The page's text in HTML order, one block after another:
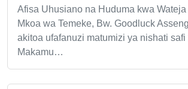
Afisa Uhusiano na Huduma kwa
Mkoa wa Temeke, Bw. Goodluck
akitoa ufafanuzi matumizi ya nishati
Makamu…